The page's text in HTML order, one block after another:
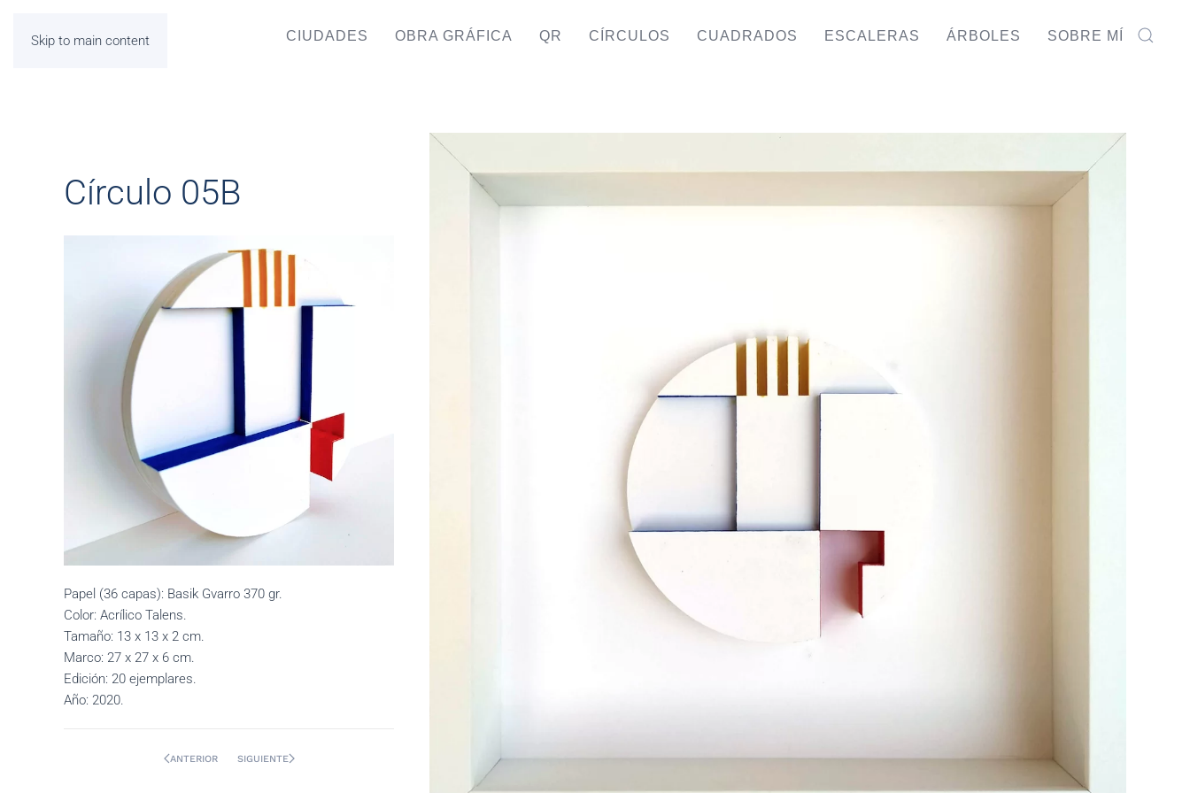
Skip to main content CIUDADES OBRA GRÁFICA QR CÍRCULOS CUADRADOS ESCALERAS ÁRBOLES SOBRE MÍ
Círculo 05B
Papel (36 capas): Basik Gvarro 370 gr.
Color: Acrílico Talens.
Tamaño: 13 x 13 x 2 cm.
Marco: 27 x 27 x 6 cm.
Edición: 20 ejemplares.
Año: 2020.
ANTERIOR SIGUIENTE